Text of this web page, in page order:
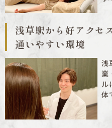
浅草駅から好アクセ
通いやすい環境
浅
業
ル
体